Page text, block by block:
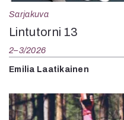
Sarjakuva
Lintutorni 13
2–3/2026
Emilia Laatikainen